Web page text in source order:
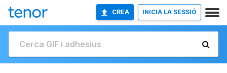
CREA INICIA LA SESSIÓ